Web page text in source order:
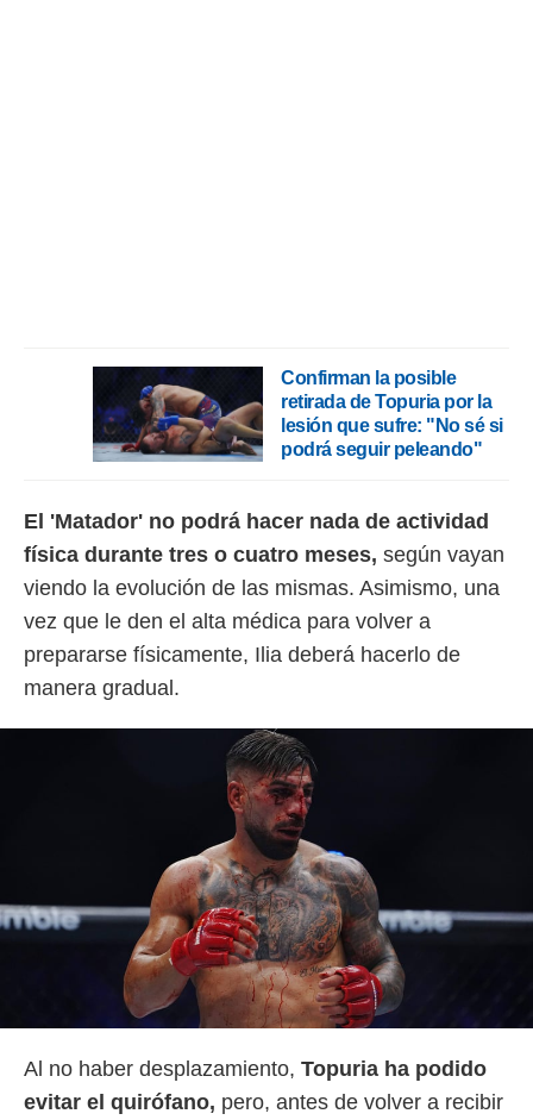
Confirman la posible
retirada de Topuria por la
lesión que sufre: "No sé si
podrá seguir peleando"
El 'Matador' no podrá hacer nada de actividad
física durante tres o cuatro meses, según vayan
viendo la evolución de las mismas. Asimismo, una
vez que le den el alta médica para volver a
prepararse físicamente, Ilia deberá hacerlo de
manera gradual.
Al no haber desplazamiento, Topuria ha podido
evitar el quirófano, pero, antes de volver a recibir